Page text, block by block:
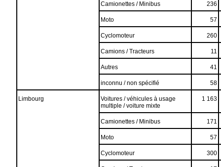
Camionettes / Minibus 236
Moto 57
Cyclomoteur 260
Camions / Tracteurs 11
Autres 41
inconnu / non spécifié 58
Limbourg
Voitures / véhicules à usage
multiple / voiture mixte
1 163
Camionettes / Minibus 171
Moto 57
Cyclomoteur 300